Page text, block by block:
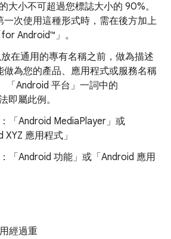
大小不可超過您標誌大小的 90%。
一次使用這種形式時，需在後方加上
Android™」。
在通用的專有名稱之前，做為描述
做為您的產品、應用程式或服務名稱
「Android 平台」一詞中的
即屬此例。
：「Android MediaPlayer」或
XYZ 應用程式」
：「Android 功能」或「Android 應用
經過重